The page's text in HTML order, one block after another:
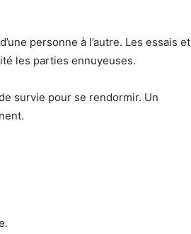
personne à l’autre. Les essais et
les parties ennuyeuses.
survie pour se rendormir. Un